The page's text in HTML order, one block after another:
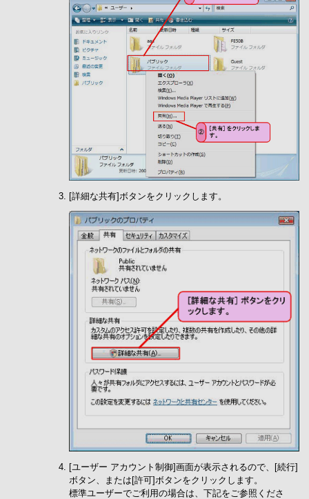
[詳細な共有]ボタンをクリックします。
[ユーザー アカウント制御]画面が表示されるので、[続行]
ボタン、または[許可]ボタンをクリックします。
標準ユーザーでご利用の場合は、下記をご参照くださ